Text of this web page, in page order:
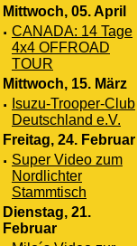
Mittwoch, 05. April
· CANADA: 14 Tage
4x4 OFFROAD
TOUR
Mittwoch, 15. März
· Isuzu-Trooper-Club
Deutschland e.V.
Freitag, 24. Februar
· Super Video zum
Nordlichter
Stammtisch
Dienstag, 21.
Februar